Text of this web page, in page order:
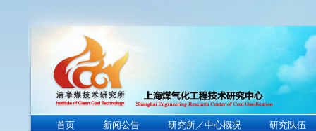
首页 新闻公告 研究所／中心概况 研究队伍